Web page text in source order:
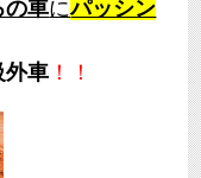
の車にパッシン
外車 ！！